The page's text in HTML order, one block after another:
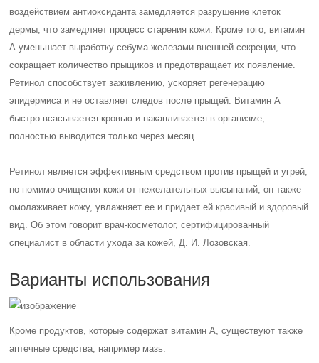
воздействием антиоксиданта замедляется разрушение клеток
дермы, что замедляет процесс старения кожи. Кроме того, витамин
А уменьшает выработку себума железами внешней секреции, что
сокращает количество прыщиков и предотвращает их появление.
Ретинол способствует заживлению, ускоряет регенерацию
эпидермиса и не оставляет следов после прыщей. Витамин А
быстро всасывается кровью и накапливается в организме,
полностью выводится только через месяц.
Ретинол является эффективным средством против прыщей и угрей,
но помимо очищения кожи от нежелательных высыпаний, он также
омолаживает кожу, увлажняет ее и придает ей красивый и здоровый
вид. Об этом говорит врач-косметолог, сертифицированный
специалист в области ухода за кожей, Д. И. Лозовская.
Варианты использования
Кроме продуктов, которые содержат витамин А, существуют также
аптечные средства, например мазь.